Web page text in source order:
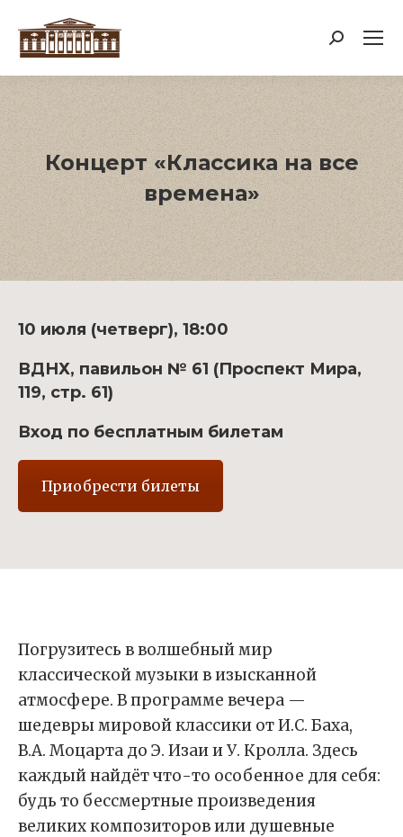
Поиск:
Концерт «Классика на все
времена»
10 июля (четверг), 18:00
ВДНХ, павильон № 61 (Проспект Мира,
119, стр. 61)
Вход по бесплатным билетам
Приобрести билеты
Погрузитесь в волшебный мир
классической музыки в изысканной
атмосфере. В программе вечера —
шедевры мировой классики от И.С. Баха,
В.А. Моцарта до Э. Изаи и У. Кролла. Здесь
каждый найдёт что-то особенное для себя:
будь то бессмертные произведения
великих композиторов или душевные